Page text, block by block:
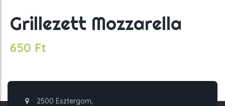
Grillezett Mozzarella
650 Ft
2500 Esztergom,